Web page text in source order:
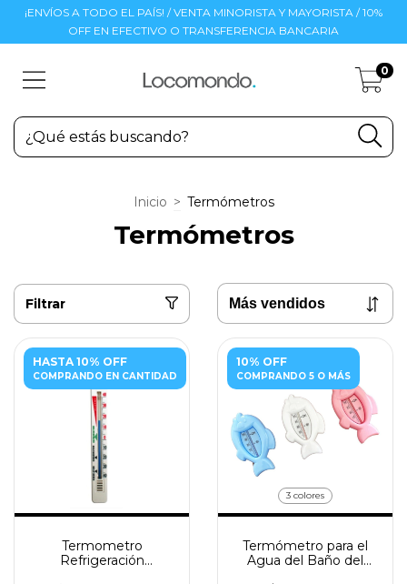
¡ENVÍOS A TODO EL PAÍS! / VENTA MINORISTA Y MAYORISTA / 10%
OFF EN EFECTIVO O TRANSFERENCIA BANCARIA
0
Inicio > Termómetros
Termómetros
Filtrar
HASTA 10% OFF
COMPRANDO EN CANTIDAD
Termometro
Refrigeración
10% OFF
COMPRANDO 5 O MÁS
3 colores
Termómetro para el
Agua del Baño del